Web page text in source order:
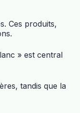
Ces produits,
» est central
tandis que la